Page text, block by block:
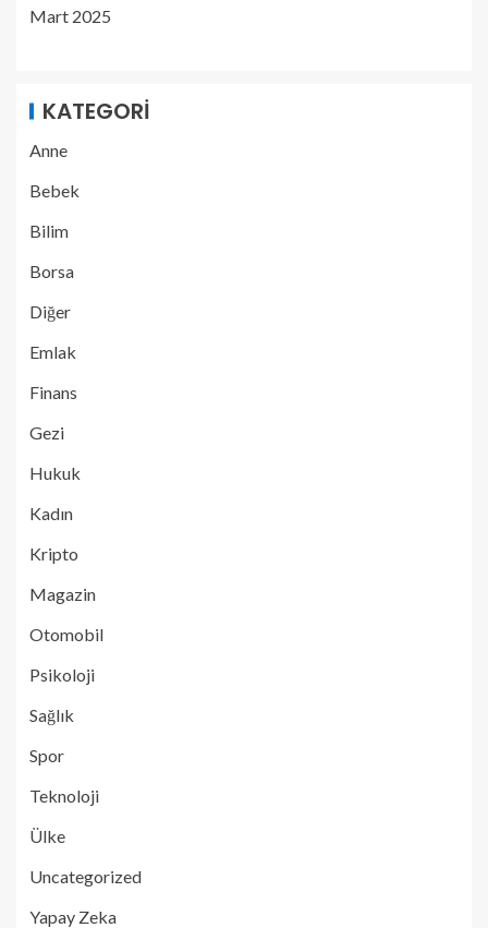
Mart 2025
KATEGORI
Anne
Bebek
Bilim
Borsa
Diğer
Emlak
Finans
Gezi
Hukuk
Kadın
Kripto
Magazin
Otomobil
Psikoloji
Sağlık
Spor
Teknoloji
Ülke
Uncategorized
Yapay Zeka